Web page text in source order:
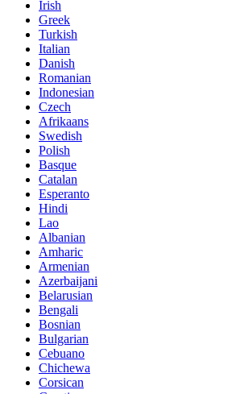
Irish
Greek
Turkish
Italian
Danish
Romanian
Indonesian
Czech
Afrikaans
Swedish
Polish
Basque
Catalan
Esperanto
Hindi
Lao
Albanian
Amharic
Armenian
Azerbaijani
Belarusian
Bengali
Bosnian
Bulgarian
Cebuano
Chichewa
Corsican